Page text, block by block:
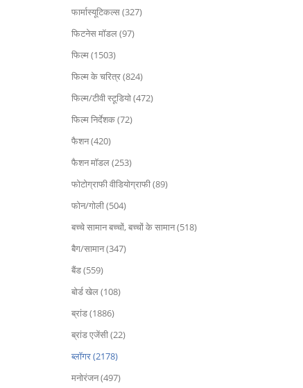
फार्मास्यूटिकल्स (327)
फिटनेस मॉडल (97)
फिल्म (1503)
फिल्म के चरित्र (824)
फिल्म/टीवी स्टूडियो (472)
फिल्म निर्देशक (72)
फैशन (420)
फैशन मॉडल (253)
फोटोग्राफी वीडियोग्राफी (89)
फोन/गोली (504)
बच्चे सामान बच्चों, बच्चों के सामान (518)
बैग/सामान (347)
बैंड (559)
बोर्ड खेल (108)
ब्रांड (1886)
ब्रांड एजेंसी (22)
ब्लॉगर (2178)
मनोरंजन (497)